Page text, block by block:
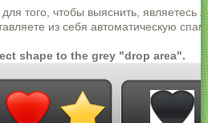
и электронной почты
в ссылки.
теги: <a> <em> <strong> <cite>
<ul> <ol> <li> <dl> <dt> <dd>
переносятся автоматически.
того, чтобы выяснить, являетесь
из себя автоматическую
shape to the grey "drop area".